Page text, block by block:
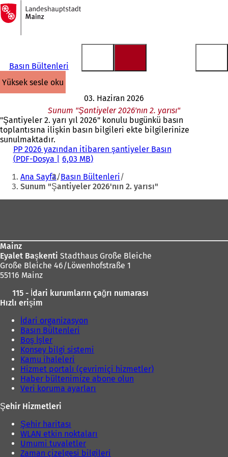
İçeriğe atla
Ana
sayfaya
Basın Bültenleri
yüksek sesle oku
03. Haziran 2026
Sunum "Şantiyeler 2026'nın 2. yarısı"
"Şantiyeler 2. yarı yıl 2026" konulu bugünkü basın
toplantısına ilişkin basın bilgileri ekte bilgilerinize
sunulmaktadır.
PP 2026 yazından itibaren şantiyeler Basın
PDF-Dosya 6,03 MB
Buradasınız:
Ana Sayfa Basın Bültenleri
Sunum "Şantiyeler 2026'nın 2. yarısı"
Mainz
Eyalet Başkenti Stadthaus Große Bleiche
Große Bleiche 46/Löwenhofstraße 1
55116 Mainz
115 - İdari kurumların çağrı numarası
Hızlı erişim
İdari organizasyon
Basın Bültenleri
Boş İşler
Konsey bilgi sistemi
Kamu ihaleleri
Hizmet portalı (çevrimiçi hizmetler)
Haber bültenimize abone olun
Veri koruma ayarları
Şehir Hizmetleri
Şehir haritası
WLAN etkin noktaları
Umumi tuvaletler
Zaman çizelgesi bilgileri